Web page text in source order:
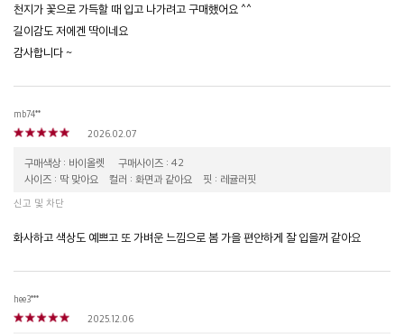
천지가 꽃으로 가득할 때 입고 나가려고 구매했어요 ^^
길이감도 저에겐 딱이네요
감사합니다 ~
mb74**
2026.02.07
구매색상 : 바이올렛
구매사이즈 : 42
사이즈 : 딱 맞아요
컬러 : 화면과 같아요 핏 : 레귤러핏
신고 및 차단
화사하고 색상도 예쁘고 또 가벼운 느낌으로 봄 가을 편안하게 잘 입을꺼 같아요
hee3***
2025.12.06